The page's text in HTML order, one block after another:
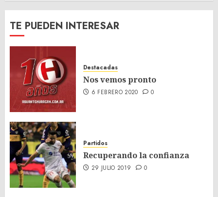
TE PUEDEN INTERESAR
Destacadas
Nos vemos pronto
6 FEBRERO 2020 0
Partidos
Recuperando la confianza
29 JULIO 2019 0